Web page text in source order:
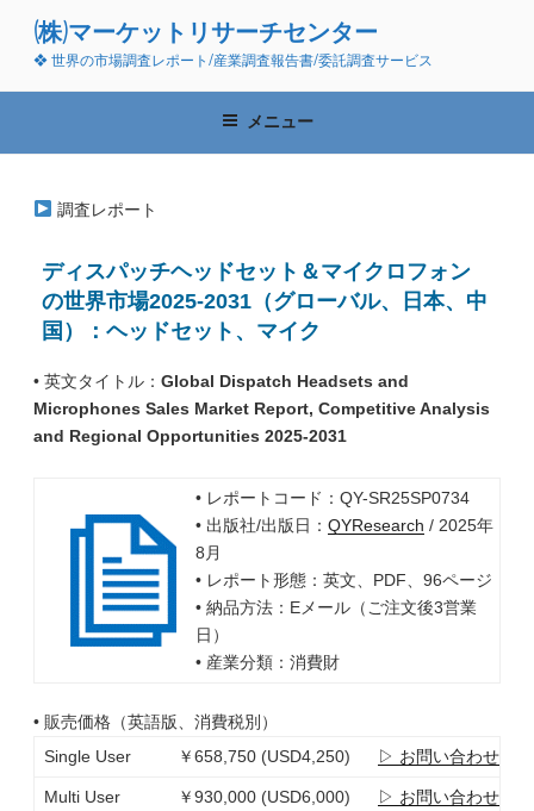
ン
(株)マーケットリサーチセンター
❖ 世界の市場調査レポート/産業調査報告書/委託調査サービス
メニュー
調査レポート
ディスパッチヘッドセット＆マイクロフォン
の世界市場2025-2031（グローバル、日本、中
国）：ヘッドセット、マイク
• 英文タイトル： Global Dispatch Headsets and
Microphones Sales Market Report, Competitive Analysis
and Regional Opportunities 2025-2031
• レポートコード：QY-SR25SP0734
• 出版社/出版日： QYResearch / 2025年
8月
• レポート形態：英文、PDF、96ページ
• 納品方法：Eメール（ご注文後3営業
日）
• 産業分類：消費財
• 販売価格（英語版、消費税別）
Single User
￥658,750 (USD4,250) ▷ お問い合わせ
Multi User ￥930,000 (USD6,000) ▷ お問い合わせ